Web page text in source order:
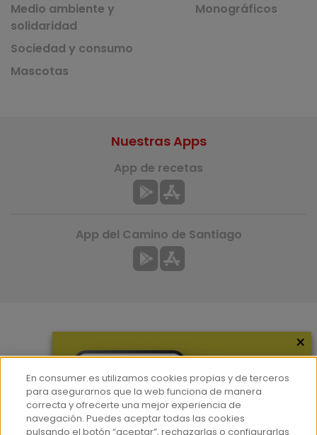
Medio ambiente y
solidaridad
Sociedad y consumo
Mascotas
Monográficos
Hemeroteca
Contacto
Nuestras Apps
App de recetas
App del Camino de Santiago
×
En consumer.es utilizamos cookies propias y de terceros
para asegurarnos que la web funciona de manera
correcta y ofrecerte una mejor experiencia de
navegación. Puedes aceptar todas las cookies
pulsando el botón “aceptar”, rechazarlas o configurarlas